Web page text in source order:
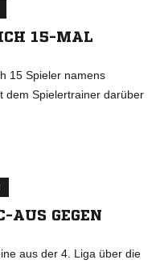
15-MAL
15 Spieler namens
dem Spielertrainer darüber
AUS GEGEN
aus der 4. Liga über die